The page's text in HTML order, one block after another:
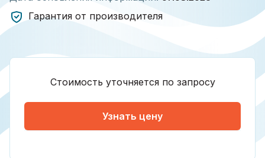
Гарантия от производителя
Стоимость уточняется по запросу
Узнать цену